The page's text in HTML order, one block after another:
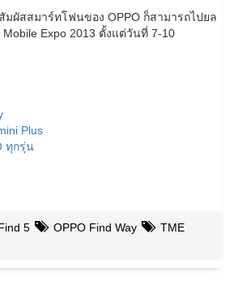
มผัสสมาร์ทโฟนของ OPPO ก็สามารถไปยล
Expo 2013 ตั้งแต่วันที่ 7-10
Plus
ทุกรุ่น
5 OPPO Find Way
TME